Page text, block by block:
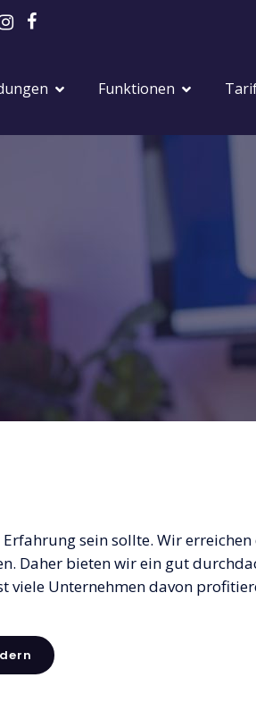
Feste
Funktionen
sein sollte. Wir
Daher bieten wir ein gut
Unternehmen davon